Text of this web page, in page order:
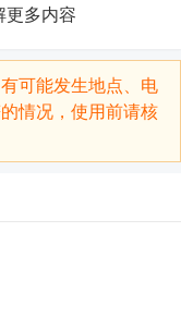
更多内容
可能发生地点、电
情况，使用前请核